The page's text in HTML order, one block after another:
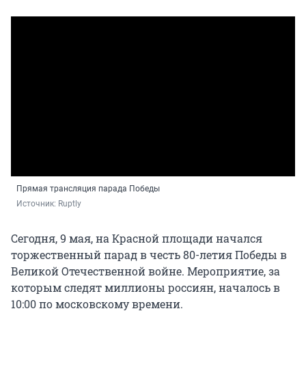
Прямая трансляция парада Победы
Источник: Ruptly
Сегодня, 9 мая, на Красной площади начался
торжественный парад в честь 80-летия Победы в
Великой Отечественной войне. Мероприятие, за
которым следят миллионы россиян, началось в
10:00 по московскому времени.